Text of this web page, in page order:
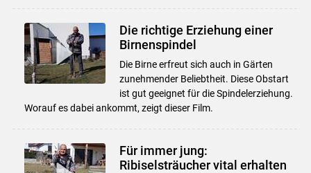
Die richtige Erziehung einer
Birnenspindel
Die Birne erfreut sich auch in Gärten
zunehmender Beliebtheit. Diese Obstart
ist gut geeignet für die Spindelerziehung.
Worauf es dabei ankommt, zeigt dieser Film.
Für immer jung:
Ribiselsträucher vital erhalten